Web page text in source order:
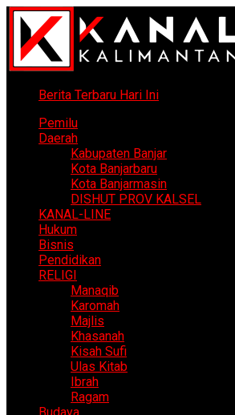
Berita Terbaru Hari Ini
Pemilu
Daerah
Kabupaten Banjar
Kota Banjarbaru
Kota Banjarmasin
DISHUT PROV KALSEL
KANAL-LINE
Hukum
Bisnis
Pendidikan
RELIGI
Manaqib
Karomah
Majlis
Khasanah
Kisah Sufi
Ulas Kitab
Ibrah
Ragam